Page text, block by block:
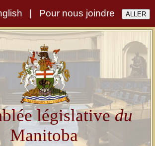
Pour nous joindre
législativedu
Manitoba